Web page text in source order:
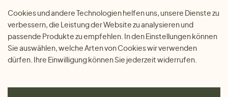
Cookies und andere Technologien helfen uns, unsere Dienste zu
verbessern, die Leistung der Website zu analysieren und
passende Produkte zu empfehlen. In den Einstellungen können
Sie auswählen, welche Arten von Cookies wir verwenden
dürfen. Ihre Einwilligung können Sie jederzeit widerrufen.